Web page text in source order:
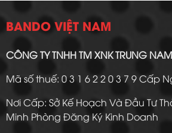
BANDO VIỆT NAM
CÔNG TY TNHH TM XNK TRUNG NAM
Mã số thuế: 0 3 1 6 2 2 0 3 7 9 Cấp
Nơi Cấp: Sở Kế Hoạch Và Đầu Tư
Minh Phòng Đăng Ký Kinh Doanh